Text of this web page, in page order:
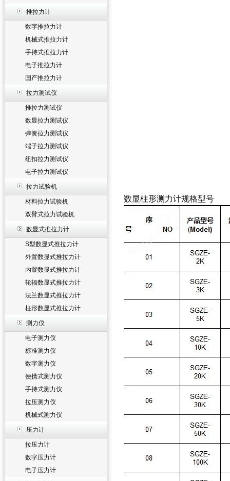
推拉力计
数字推拉力计
机械式推拉力计
手持式推拉力计
电子推拉力计
国产推拉力计
拉力测试仪
推拉力测试仪
数显拉力测试仪
弹簧拉力测试仪
端子拉力测试仪
纽扣拉力测试仪
电子拉力测试仪
拉力试验机
材料拉力试验机
双臂式拉力试验机
数显式推拉力计
S型数显式推拉力计
外置数显式推拉力计
内置数显式推拉力计
轮辐数显式推拉力计
法兰数显式推拉力计
柱形数显式推拉力计
测力仪
电子测力仪
标准测力仪
数字测力仪
便携式测力仪
手持式测力仪
拉压测力仪
机械式测力仪
压力计
拉压力计
数字压力计
电子压力计
数显柱形测力计规格型号